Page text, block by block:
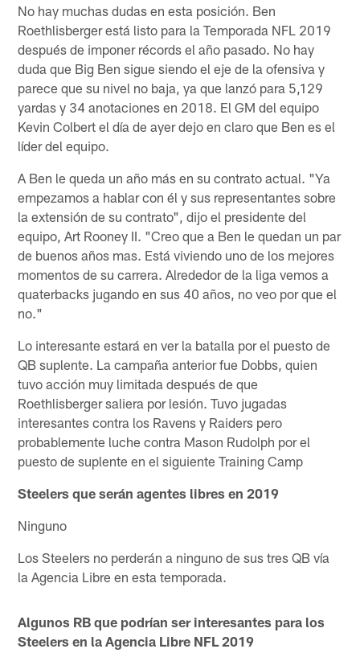
No hay muchas dudas en esta posición. Ben
Roethlisberger está listo para la Temporada NFL 2019
después de imponer récords el año pasado. No hay
duda que Big Ben sigue siendo el eje de la ofensiva y
parece que su nivel no baja, ya que lanzó para 5,129
yardas y 34 anotaciones en 2018. El GM del equipo
Kevin Colbert el día de ayer dejo en claro que Ben es el
líder del equipo.
A Ben le queda un año más en su contrato actual. "Ya
empezamos a hablar con él y sus representantes sobre
la extensión de su contrato", dijo el presidente del
equipo, Art Rooney II. "Creo que a Ben le quedan un par
de buenos años mas. Está viviendo uno de los mejores
momentos de su carrera. Alrededor de la liga vemos a
quaterbacks jugando en sus 40 años, no veo por que el
no."
Lo interesante estará en ver la batalla por el puesto de
QB suplente. La campaña anterior fue Dobbs, quien
tuvo acción muy limitada después de que
Roethlisberger saliera por lesión. Tuvo jugadas
interesantes contra los Ravens y Raiders pero
probablemente luche contra Mason Rudolph por el
puesto de suplente en el siguiente Training Camp
Steelers que serán agentes libres en 2019
Ninguno
Los Steelers no perderán a ninguno de sus tres QB vía
la Agencia Libre en esta temporada.
Algunos RB que podrían ser interesantes para los
Steelers en la Agencia Libre NFL 2019